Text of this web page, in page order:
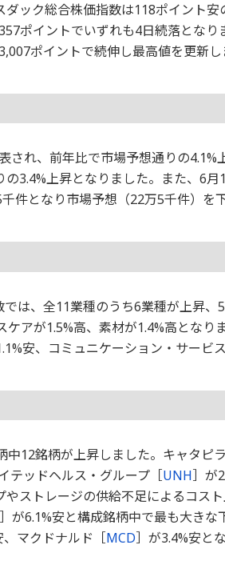
ック総合株価指数は118ポイント
ポイントでいずれも4日続落とな
ポイントで続伸し最高値を更新し
され、前年比で市場予想通りの4.1%
3.4%上昇となりました。また、6
件となり市場予想（22万5千件）を
は、全11業種のうち6業種が上昇、
ケアが1.5%高、素材が1.4%高とな
安、コミュニケーション・サービ
中12銘柄が上昇しました。キャタピ
テッドヘルス・グループ［UNH］が
ストレージの供給不足によるコス
が6.1%安と構成銘柄中で最も大き
、マクドナルド［MCD］が3.4%安と